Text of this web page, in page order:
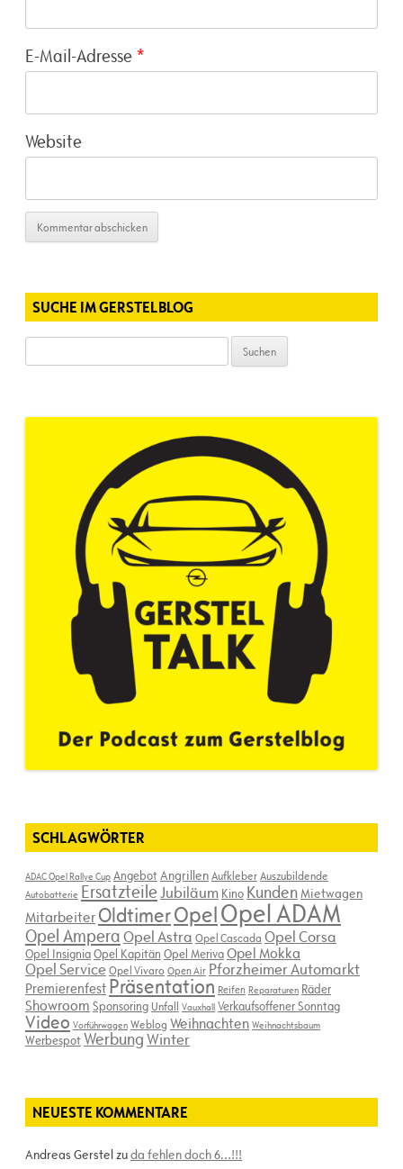
E-Mail-Adresse *
Website
SUCHE IM GERSTELBLOG
nach:
SCHLAGWÖRTER
ADAC Opel Rallye Cup AngebotAngrillenAufkleberAuszubildende
Autobatterie ErsatzteileJubiläum Kino KundenMietwagen
Mitarbeiter OldtimerOpelOpel ADAM
Opel AmperaOpel Astra Opel Cascada Opel Corsa
Opel InsigniaOpel Kapitän Opel MerivaOpel Mokka
Opel ServiceOpel Vivaro Open Air Pforzheimer Automarkt
Premierenfest Präsentation Reifen Reparaturen Räder
Showroom Sponsoring Unfall Vauxhall Verkaufsoffener Sonntag
Video Vorführwagen Weblog Weihnachten Weihnachtsbaum
WerbespotWerbungWinter
NEUESTE KOMMENTARE
Andreas Gerstelzuda fehlen doch 6…!!!